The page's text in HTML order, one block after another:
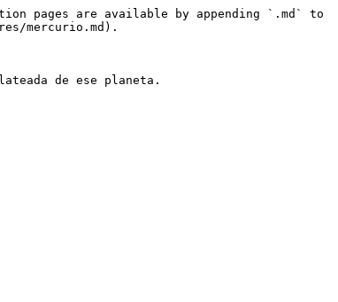
pages are available by appending `.md` to
mercurio.md).
de ese planeta.